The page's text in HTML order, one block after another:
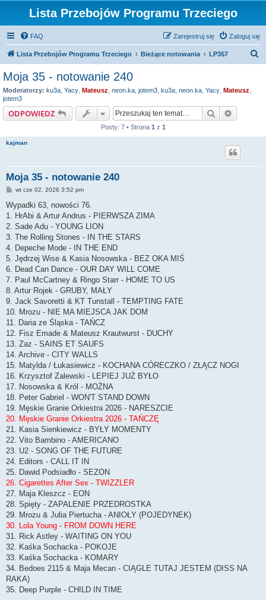
Lista Przebojów Programu Trzeciego
FAQ Zaloguj się
Zarejestruj się
Lista Przebojów Programu Trzeciego Bieżące notowania LP357
Moja 35 - notowanie 240
Moderatorzy: ku3a Yacy Mateusz neon.ka jotem3 ku3a neon.ka Yacy Mateusz
jotem3
ODPOWIEDZ Szukaj
Posty: 7 • Strona 1 z 1
kajman
Moja 35 - notowanie 240
P
s
t
wt cze 02, 2026 3:52 pm
Wypadki 63, nowości 76.
1. HrAbi & Artur Andrus - PIERWSZA ZIMA
2. Sade Adu - YOUNG LION
3. The Rolling Stones - IN THE STARS
4. Depeche Mode - IN THE END
5. Jędrzej Wise & Kasia Nosowska - BEZ OKA MIŚ
6. Dead Can Dance - OUR DAY WILL COME
7. Paul McCartney & Ringo Starr - HOME TO US
8. Artur Rojek - GRUBY, MAŁY
9. Jack Savoretti & KT Tunstall - TEMPTING FATE
10. Mrozu - NIE MA MIEJSCA JAK DOM
11. Daria ze Śląska - TAŃCZ
12. Fisz Emade & Mateusz Krautwurst - DUCHY
13. Zaz - SAINS ET SAUFS
14. Archive - CITY WALLS
15. Matylda / Łukasiewicz - KOCHANA CÓRECZKO / ZŁĄCZ NOGI
16. Krzysztof Zalewski - LEPIEJ JUŻ BYŁO
17. Nosowska & Król - MOŻNA
18. Peter Gabriel - WON'T STAND DOWN
19. Męskie Granie Orkiestra 2026 - NARESZCIE
20. Męskie Granie Orkiestra 2026 - TAŃCZĘ
21. Kasia Sienkiewicz - BYŁY MOMENTY
22. Vito Bambino - AMERICANO
23. U2 - SONG OF THE FUTURE
24. Editors - CALL IT IN
25. Dawid Podsiadło - SEZON
26. Cigarettes After Sex - TWIZZLER
27. Maja Kleszcz - EON
28. Spięty - ZAPALENIE PRZEDROSTKA
29. Mrozu & Julia Piertucha - ANIOŁY (POJEDYNEK)
30. Lola Young - FROM DOWN HERE
31. Rick Astley - WAITING ON YOU
32. Kaśka Sochacka - POKOJE
33. Kaśka Sochacka - KOMARY
34. Bedoes 2115 & Maja Mecan - CIĄGLE TUTAJ JESTEM (DISS NA
RAKA)
35. Deep Purple - CHILD IN TIME